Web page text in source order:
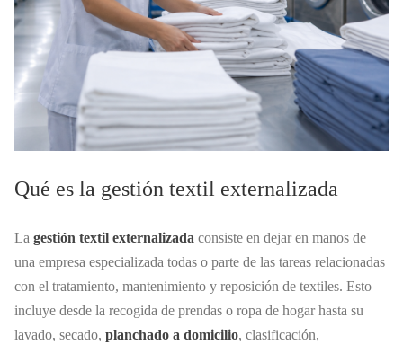
Qué es la gestión textil externalizada
La gestión textil externalizada consiste en dejar en manos de
una empresa especializada todas o parte de las tareas relacionadas
con el tratamiento, mantenimiento y reposición de textiles. Esto
incluye desde la recogida de prendas o ropa de hogar hasta su
lavado, secado, planchado a domicilio, clasificación,